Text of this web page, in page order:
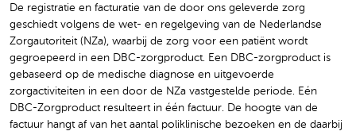
De registratie en facturatie van de door ons geleverde zorg
geschiedt volgens de wet- en regelgeving van de Nederlandse
Zorgautoriteit (NZa), waarbij de zorg voor een patiënt wordt
gegroepeerd in een DBC-zorgproduct. Een DBC-zorgproduct is
gebaseerd op de medische diagnose en uitgevoerde
zorgactiviteiten in een door de NZa vastgestelde periode. Eén
DBC-Zorgproduct resulteert in één factuur. De hoogte van de
factuur hangt af van het aantal poliklinische bezoeken en de daarbij